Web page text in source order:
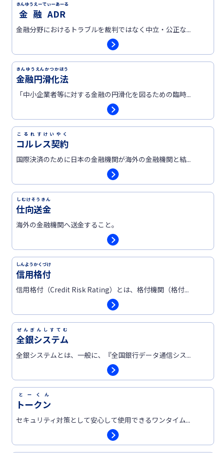
金融ADR
きんゆうえーでぃーあーる
金融分野におけるトラブルを裁判ではなく中立・公正な...
金融円滑化法
きんゆうえんかつかほう
「中小企業者等に対する金融の円滑化を図るための臨時...
コルレス契約
こるれすけいやく
国際決済のために日本の金融機関が海外の金融機関と結...
仕向送金
しむけそうきん
海外の金融機関へ送金すること。
信用格付
しんようかくづけ
信用格付（Credit Risk Rating）とは、格付機関（格付...
全銀システム
ぜんぎんしすてむ
全銀システムとは、一般に、『全国銀行データ通信シス...
トークン
とーくん
セキュリティ対策として安心して使用できるワンタイム...